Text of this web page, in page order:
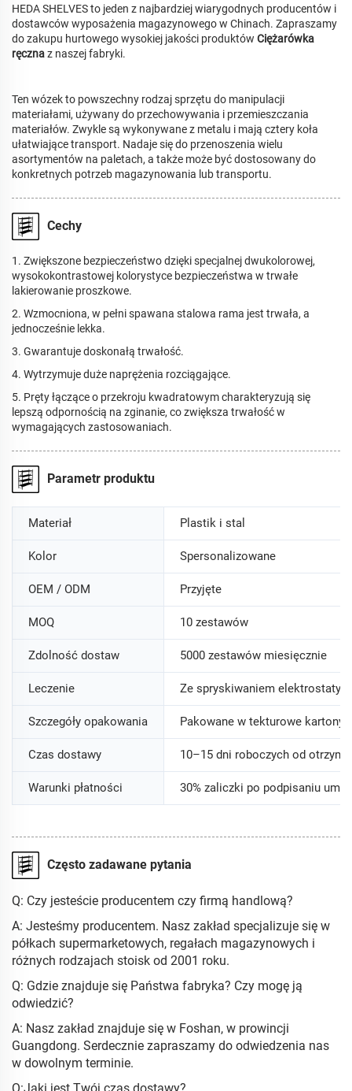
HEDA SHELVES to jeden z najbardziej wiarygodnych producentów i
dostawców wyposażenia magazynowego w Chinach. Zapraszamy
do zakupu hurtowego wysokiej jakości produktów Ciężarówka
ręcznaz naszej fabryki.
Ten wózek to powszechny rodzaj sprzętu do manipulacji
materiałami, używany do przechowywania i przemieszczania
materiałów. Zwykle są wykonywane z metalu i mają cztery koła
ułatwiające transport. Nadaje się do przenoszenia wielu
asortymentów na paletach, a także może być dostosowany do
konkretnych potrzeb magazynowania lub transportu.
Cechy
1. Zwiększone bezpieczeństwo dzięki specjalnej dwukolorowej,
wysokokontrastowej kolorystyce bezpieczeństwa w trwałe
lakierowanie proszkowe.
2. Wzmocniona, w pełni spawana stalowa rama jest trwała, a
jednocześnie lekka.
3. Gwarantuje doskonałą trwałość.
4. Wytrzymuje duże naprężenia rozciągające.
5. Pręty łączące o przekroju kwadratowym charakteryzują się
lepszą odpornością na zginanie, co zwiększa trwałość w
wymagających zastosowaniach.
Parametr produktu
Materiał Plastik i stal
Kolor Spersonalizowane
OEM / ODM Przyjęte
MOQ 10 zestawów
Zdolność dostaw 5000 zestawów miesięcznie
Leczenie Ze spryskiwaniem
Szczegóły opakowania Pakowane w tekturowe kartony
Czas dostawy 10–15 dni roboczych od
Warunki płatności 30% zaliczki po podpisaniu
Często zadawane pytania
Q: Czy jesteście producentem czy firmą handlową?
A: Jesteśmy producentem. Nasz zakład specjalizuje się w
półkach supermarketowych, regałach magazynowych i
różnych rodzajach stoisk od 2001 roku.
Q: Gdzie znajduje się Państwa fabryka? Czy mogę ją
odwiedzić?
A: Nasz zakład znajduje się w Foshan, w prowincji
Guangdong. Serdecznie zapraszamy do odwiedzenia nas
w dowolnym terminie.
Q:Jaki jest Twój czas dostawy?